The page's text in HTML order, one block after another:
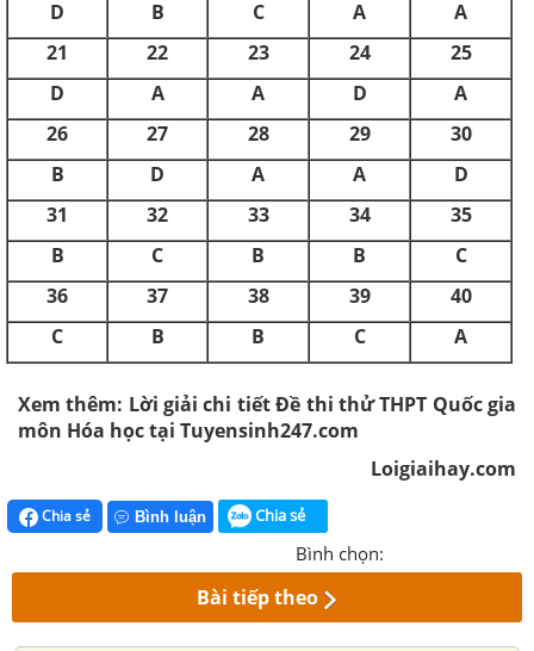
D
B C A
A
21
22 23 24
25
D
A A D
A
26
27 28 29
30
B
D A A
D
31
32 33 34
35
B
C B B
C
36
37 38 39
40
C
B B C A
Xem thêm: Lời giải chi tiết Đề thi thử THPT Quốc gia
môn Hóa học tại Tuyensinh247.com
Loigiaihay.com
Chia sẻ Bình luận Chia sẻ
Bình chọn:
Bài tiếp theo